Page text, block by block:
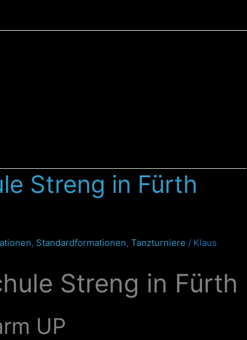
Streng in Fürth
, Standardformationen, Tanzturniere / Klaus
Streng in Fürth
UP